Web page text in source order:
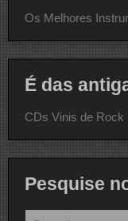
Os Melhores
É das
CDs Vinis de Rock
Pesquise